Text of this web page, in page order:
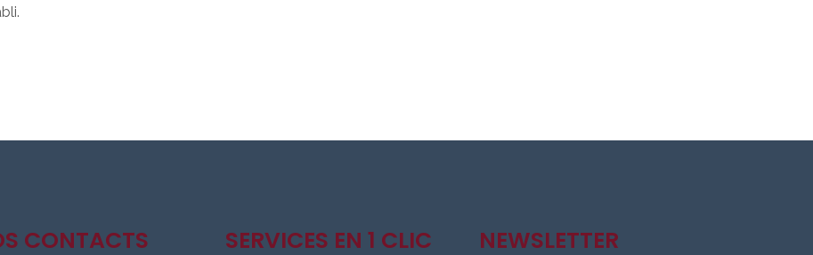
CONTACTS SERVICES EN 1 CLIC NEWSLETTER